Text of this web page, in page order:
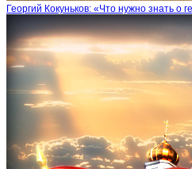
Георгий Кокуньков: «Что нужно знать о